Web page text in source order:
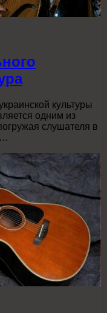
культуры
одним из
слушателя в